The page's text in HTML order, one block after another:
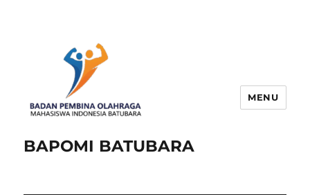
BAPOMI BATUBARA
MENU